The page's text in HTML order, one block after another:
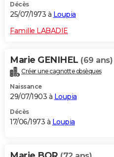
Décès
25/07/1973 à Loupia
Famille LABADIE
Marie GENIHEL (69 ans)
Créer une cagnotte obsèques
Naissance
29/07/1903 à Loupia
Décès
17/06/1973 à Loupia